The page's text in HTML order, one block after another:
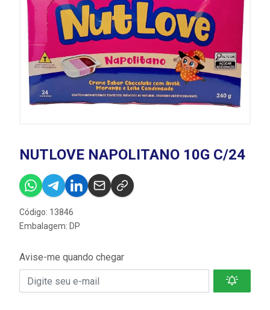
NUTLOVE NAPOLITANO 10G C/24
Código: 13846
Embalagem: DP
Avise-me quando chegar